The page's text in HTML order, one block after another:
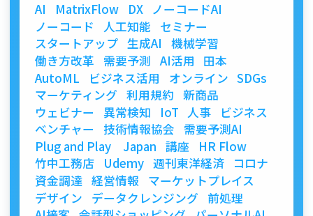
AI MatrixFlow DX
ノーコードAI
ノーコード
人工知能
セミナー
スタートアップ 生成AI
機械学習
働き方改革
需要予測 AI活用
田本
AutoML
ビジネス活用 オンライン SDGs
マーケティング 利用規約 新商品
ウェビナー
異常検知 IoT 人事
ビジネス
ベンチャー
技術情報協会
需要予測AI
Plug and Play Japan 講座
HR Flow
竹中工務店
Udemy 週刊東洋経済
コロナ
資金調達 経営情報 マーケットプレイス
デザイン
データクレンジング 前処理